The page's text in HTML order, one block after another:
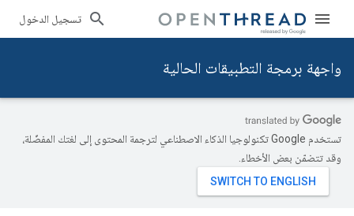
تسجيل الدخول
واجهة برمجة التطبيقات الحالية
تستخدم Google تكنولوجيا الذكاء الاصطناعي لترجمة المحتوى إلى لغتك المفضّلة،
وقد تتضمّن بعض الأخطاء.